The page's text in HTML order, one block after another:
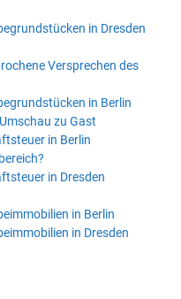
in Dresden
Versprechen des
in Berlin
zu Gast
in Berlin
in Dresden
in Berlin
in Dresden